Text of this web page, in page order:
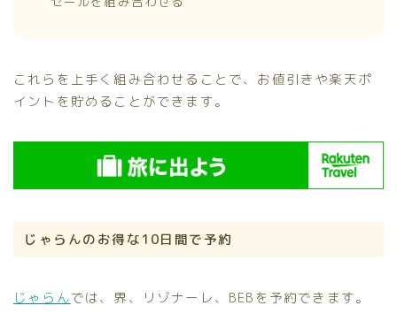
これらを上手く組み合わせることで、お値引きや楽天ポ
イントを貯めることができます。
じゃらんのお得な10日間で予約
じゃらんでは、界、リゾナーレ、BEBを予約できます。